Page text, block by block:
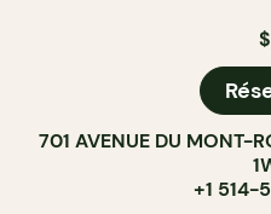
701 AVENUE DU MONT-
+1 514-